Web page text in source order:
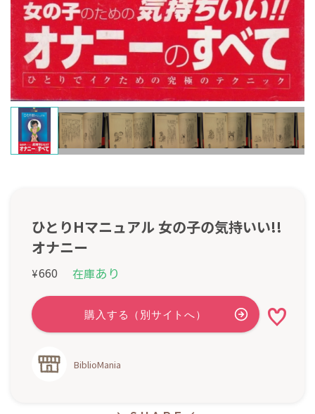
ひとりHマニュアル 女の子の気持いい!!
オナニー
¥660 在庫あり
BiblioMania